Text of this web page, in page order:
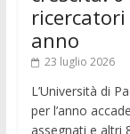
anno
23 luglio 2026
L’Università di
per l’anno
assegnati e altri